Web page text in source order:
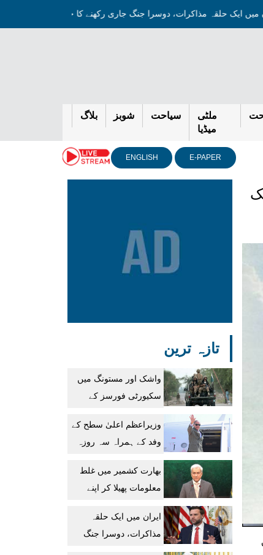
میں ایک حلقہ مذاکرات، دوسرا جنگ جاری رکھنے کا حامی ہے: جے
ملٹی
میڈیا
سیاحت شوبز بلاگ
E-PAPER
ENGLISH
تازہ ترین
واشک اور مستونگ میں
سکیورٹی فورسز کے
جہنم واصل
وزیراعظم اعلیٰ سطح کے
وفد کے ہمراہ سہ روزہ
روانہ
بھارت کشمیر میں غلط
معلومات پھیلا کر اپنے
سکتا: دفتر خارجہ
ایران میں ایک حلقہ
مذاکرات، دوسرا جنگ